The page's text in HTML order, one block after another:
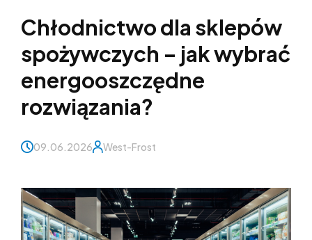
Chłodnictwo dla sklepów
spożywczych – jak wybrać
energooszczędne
rozwiązania?
09.06.2026 West-Frost